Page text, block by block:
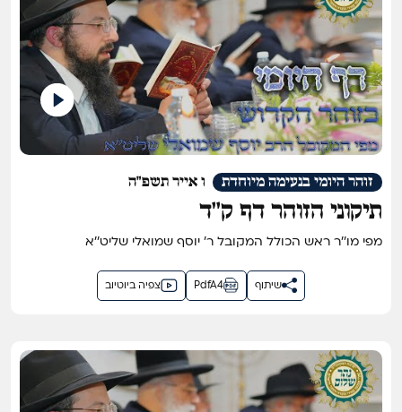
ו אייר תשפ"ה זוהר היומי בנעימה מיוחדת
תיקוני הזוהר דף ק''ד
מפי מו''ר ראש הכולל המקובל ר' יוסף שמואלי שליט''א
צפיה ביוטיוב PdfA4 שיתוף